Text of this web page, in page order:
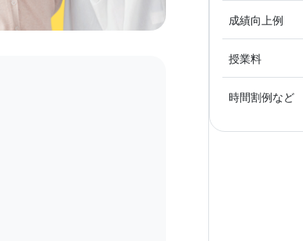
成績向上例
授業料
時間割例など